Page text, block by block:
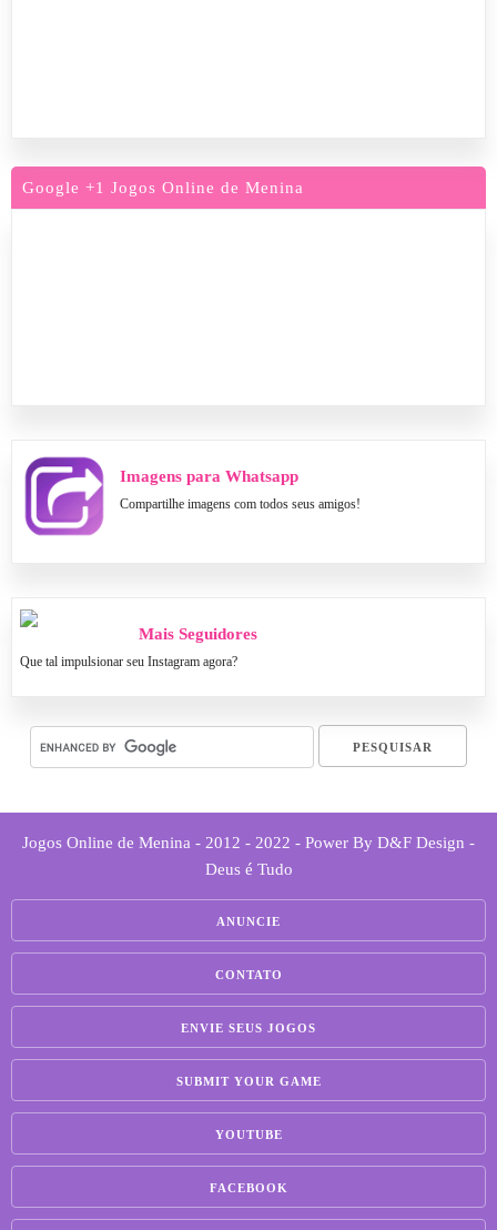
Google +1 Jogos Online de Menina
Imagens para Whatsapp
Compartilhe imagens com todos seus amigos!
Mais Seguidores
Que tal impulsionar seu Instagram agora?
Jogos Online de Menina - 2012 - 2022 - Power By D&F Design -
Deus é Tudo
ANUNCIE
CONTATO
ENVIE SEUS JOGOS
SUBMIT YOUR GAME
YOUTUBE
FACEBOOK